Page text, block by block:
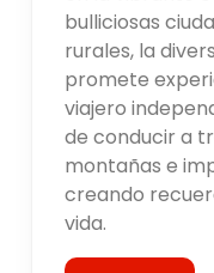
bulliciosas
rurales, la
promete
viajero
de conducir a
montañas e
creando
vida.